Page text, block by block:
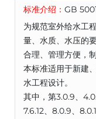
标准介绍： GB
为规范室外给水工
量、水质、水压的
合理、管理方便，
本标准适用于新建
水工程设计。
其中，第3.0.9、
7.6.12、8.0.9、